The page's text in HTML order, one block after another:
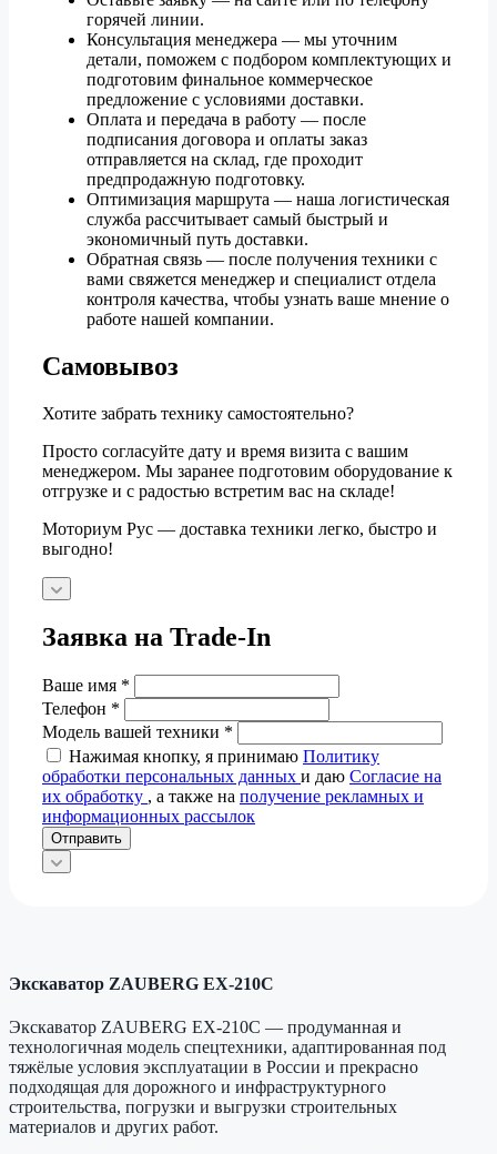
горячей линии.
Консультация менеджера — мы уточним
детали, поможем с подбором комплектующих и
подготовим финальное коммерческое
предложение с условиями доставки.
Оплата и передача в работу — после
подписания договора и оплаты заказ
отправляется на склад, где проходит
предпродажную подготовку.
Оптимизация маршрута — наша логистическая
служба рассчитывает самый быстрый и
экономичный путь доставки.
Обратная связь — после получения техники с
вами свяжется менеджер и специалист отдела
контроля качества, чтобы узнать ваше мнение о
работе нашей компании.
Самовывоз
Хотите забрать технику самостоятельно?
Просто согласуйте дату и время визита с вашим
менеджером. Мы заранее подготовим оборудование к
отгрузке и с радостью встретим вас на складе!
Моториум Рус — доставка техники легко, быстро и
выгодно!
Заявка на Trade-In
Ваше имя *
Телефон *
Модель вашей техники *
Нажимая кнопку, я принимаю Политику
обработки персональных данных и даю Согласие на
их обработку , а также на получение рекламных и
информационных рассылок
Отправить
Экскаватор ZAUBERG EX-210C
Экскаватор ZAUBERG EX-210C — продуманная и
технологичная модель спецтехники, адаптированная под
тяжёлые условия эксплуатации в России и прекрасно
подходящая для дорожного и инфраструктурного
строительства, погрузки и выгрузки строительных
материалов и других работ.